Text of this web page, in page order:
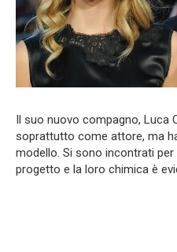
Il suo nuovo compagno, Luca
soprattutto come attore, ma
modello. Si sono incontrati
progetto e la loro chimica è